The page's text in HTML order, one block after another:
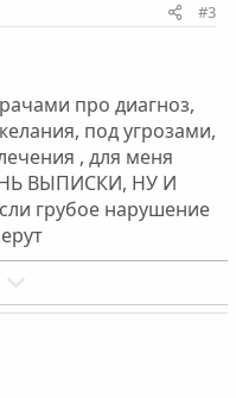
ы
й
г
о
л
о
с
#3
про диагноз,
под угрозами,
, для меня
ВЫПИСКИ, НУ И
грубое нарушение
е